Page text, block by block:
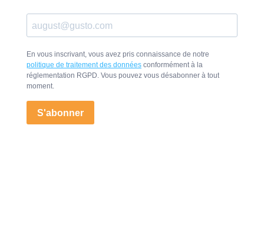
En vous inscrivant, vous avez pris connaissance de notre
politique de traitement des données conformément à la
réglementation RGPD. Vous pouvez vous désabonner à tout
moment.
S'abonner